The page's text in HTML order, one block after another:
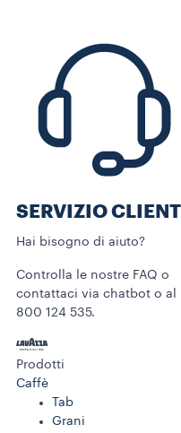
SERVIZIO CLIENTI​
Hai bisogno di aiuto?​
Controlla le nostre FAQ o
contattaci via chatbot o al
800 124 535.
Prodotti
Caffè
Tab
Grani